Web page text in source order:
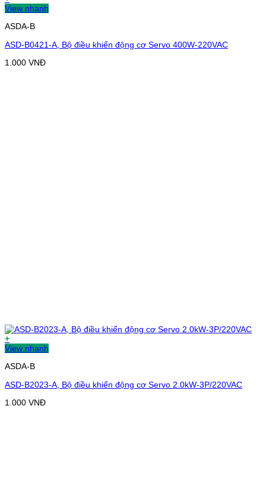
View nhanh
ASDA-B
ASD-B0421-A, Bộ điều khiển động cơ Servo 400W-220VAC
1.000 VNĐ
+
View nhanh
ASDA-B
ASD-B2023-A, Bộ điều khiển động cơ Servo 2.0kW-3P/220VAC
1.000 VNĐ